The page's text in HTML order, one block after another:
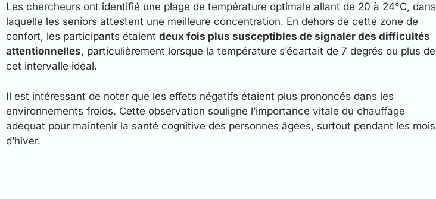
Les chercheurs ont identifié une plage de température optimale allant de 20 à 24°C, dans
laquelle les seniors attestent une meilleure concentration. En dehors de cette zone de
confort, les participants étaient deux fois plus susceptibles de signaler des difficultés
attentionnelles, particulièrement lorsque la température s’écartait de 7 degrés ou plus de
cet intervalle idéal.
Il est intéressant de noter que les effets négatifs étaient plus prononcés dans les
environnements froids. Cette observation souligne l’importance vitale du chauffage
adéquat pour maintenir la santé cognitive des personnes âgées, surtout pendant les mois
d’hiver.